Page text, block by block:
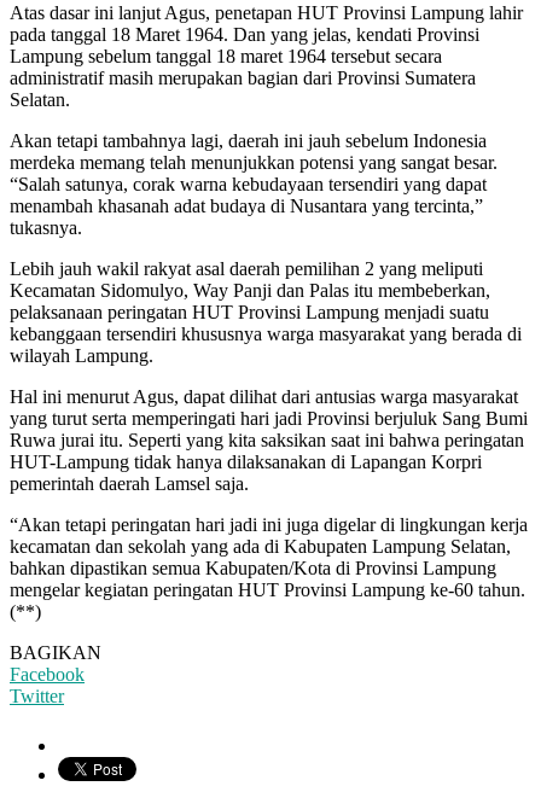
Atas dasar ini lanjut Agus, penetapan HUT Provinsi Lampung lahir
pada tanggal 18 Maret 1964. Dan yang jelas, kendati Provinsi
Lampung sebelum tanggal 18 maret 1964 tersebut secara
administratif masih merupakan bagian dari Provinsi Sumatera
Selatan.
Akan tetapi tambahnya lagi, daerah ini jauh sebelum Indonesia
merdeka memang telah menunjukkan potensi yang sangat besar.
“Salah satunya, corak warna kebudayaan tersendiri yang dapat
menambah khasanah adat budaya di Nusantara yang tercinta,”
tukasnya.
Lebih jauh wakil rakyat asal daerah pemilihan 2 yang meliputi
Kecamatan Sidomulyo, Way Panji dan Palas itu membeberkan,
pelaksanaan peringatan HUT Provinsi Lampung menjadi suatu
kebanggaan tersendiri khususnya warga masyarakat yang berada di
wilayah Lampung.
Hal ini menurut Agus, dapat dilihat dari antusias warga masyarakat
yang turut serta memperingati hari jadi Provinsi berjuluk Sang Bumi
Ruwa jurai itu. Seperti yang kita saksikan saat ini bahwa peringatan
HUT-Lampung tidak hanya dilaksanakan di Lapangan Korpri
pemerintah daerah Lamsel saja.
“Akan tetapi peringatan hari jadi ini juga digelar di lingkungan kerja
kecamatan dan sekolah yang ada di Kabupaten Lampung Selatan,
bahkan dipastikan semua Kabupaten/Kota di Provinsi Lampung
mengelar kegiatan peringatan HUT Provinsi Lampung ke-60 tahun.
(**)
BAGIKAN
Facebook
Twitter